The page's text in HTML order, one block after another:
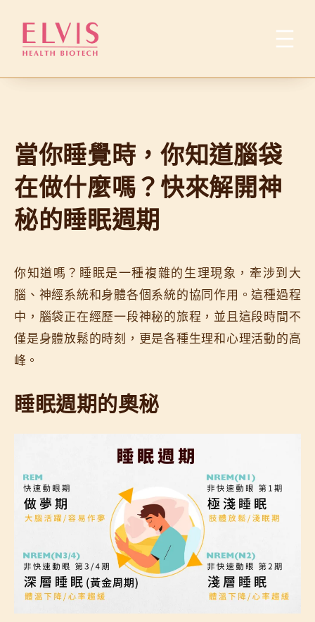
要
當你睡覺時，你知道腦袋
在做什麼嗎？快來解開神
秘的睡眠週期
你知道嗎？睡眠是一種複雜的生理現象，牽涉到大
腦、神經系統和身體各個系統的協同作用。這種過程
中，腦袋正在經歷一段神秘的旅程，並且這段時間不
僅是身體放鬆的時刻，更是各種生理和心理活動的高
峰。
睡眠週期的奧秘